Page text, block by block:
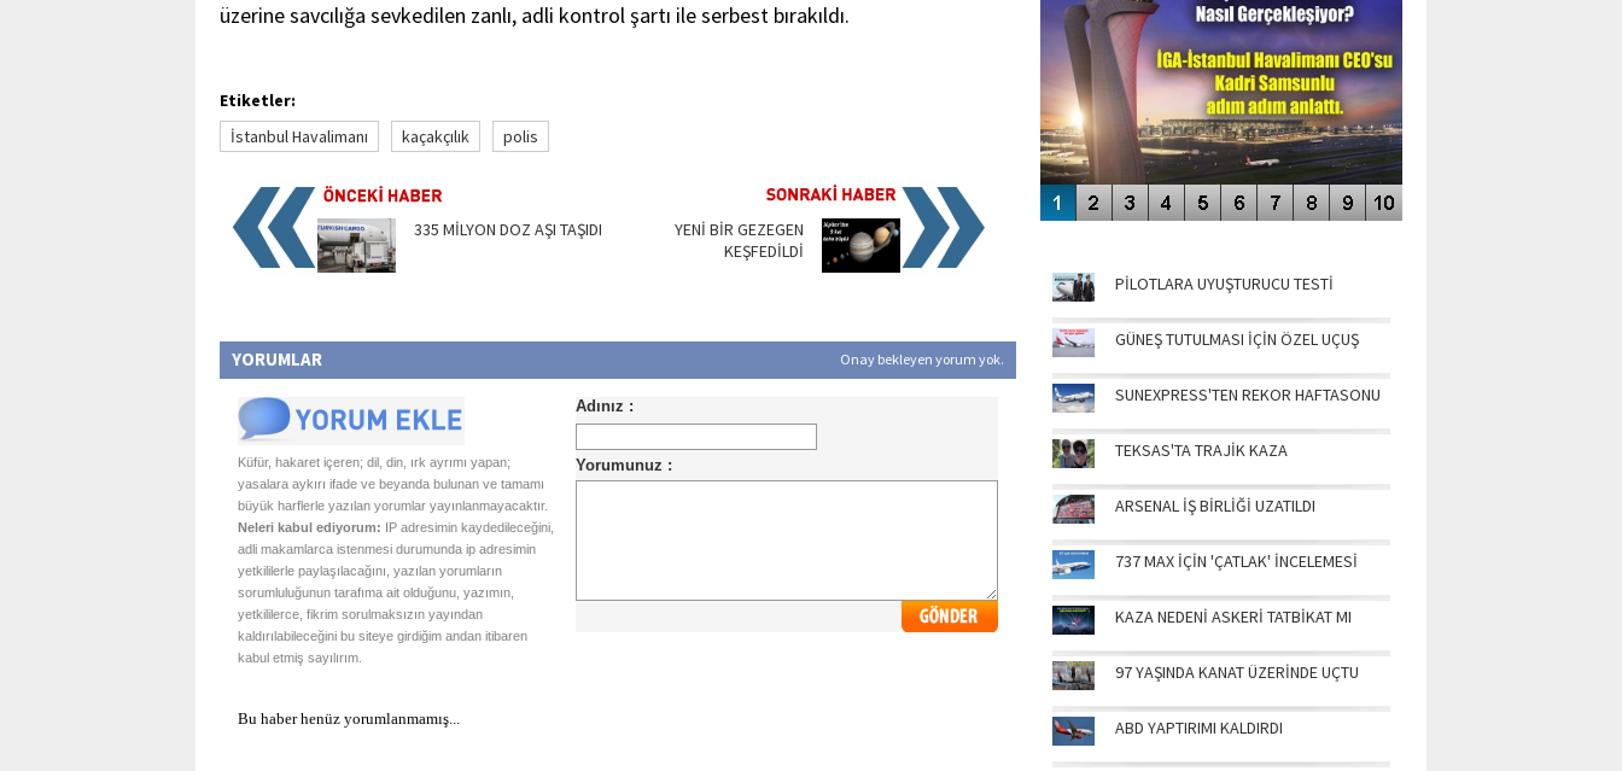
üzerine savcılığa sevkedilen zanlı, adli kontrol şartı ile serbest bırakıldı.
Etiketler:
İstanbul Havalimanı
kaçakçılık polis
335 MİLYON DOZ AŞI TAŞIDI
YENİ BİR GEZEGEN
KEŞFEDİLDİ
YORUMLAR Onay bekleyen yorum yok.
Küfür, hakaret içeren; dil, din, ırk ayrımı yapan;
yasalara aykırı ifade ve beyanda bulunan ve tamamı
büyük harflerle yazılan yorumlar yayınlanmayacaktır.
Neleri kabul ediyorum: IP adresimin kaydedileceğini,
adli makamlarca istenmesi durumunda ip adresimin
yetkililerle paylaşılacağını, yazılan yorumların
sorumluluğunun tarafıma ait olduğunu, yazımın,
yetkililerce, fikrim sorulmaksızın yayından
kaldırılabileceğini bu siteye girdiğim andan itibaren
kabul etmiş sayılırım.
Bu haber henüz yorumlanmamış...
PİLOTLARA UYUŞTURUCU TESTİ
GÜNEŞ TUTULMASI İÇİN ÖZEL UÇUŞ
SUNEXPRESS'TEN REKOR HAFTASONU
TEKSAS'TA TRAJİK KAZA
ARSENAL İŞ BİRLİĞİ UZATILDI
737 MAX İÇİN 'ÇATLAK' İNCELEMESİ
KAZA NEDENİ ASKERİ TATBİKAT MI
97 YAŞINDA KANAT ÜZERİNDE UÇTU
ABD YAPTIRIMI KALDIRDI